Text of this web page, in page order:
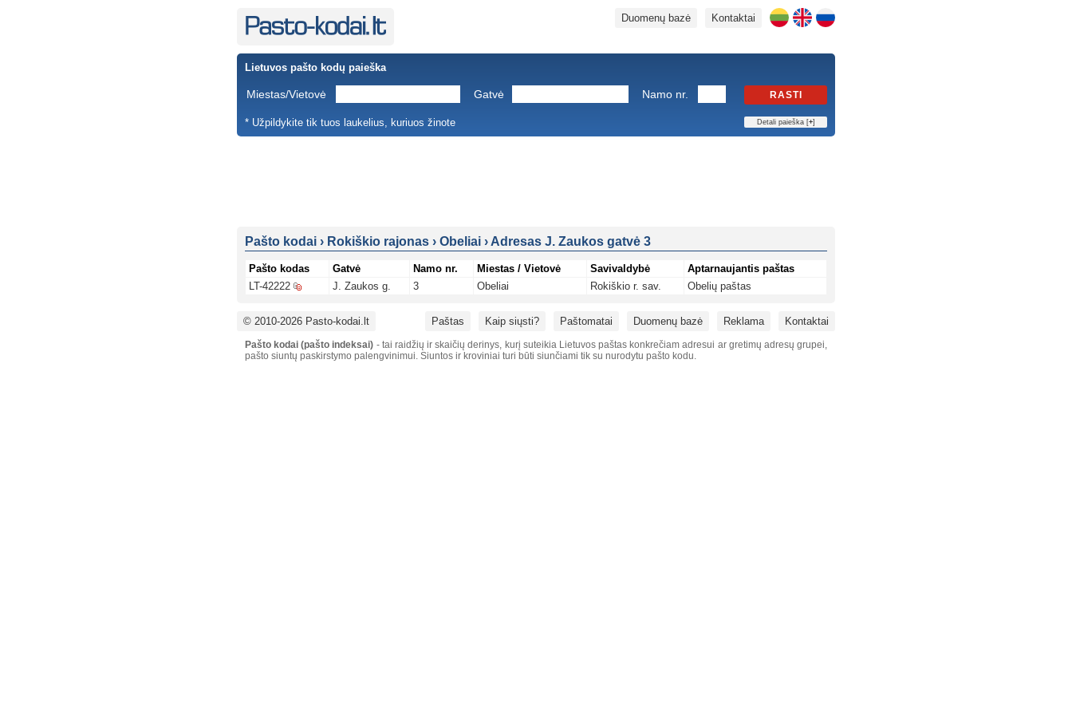
Kontaktai
Duomenų bazė
Lietuvos pašto kodų paieška
Miestas/Vietovė Gatvė Namo nr. RASTI
* Užpildykite tik tuos laukelius, kuriuos žinote Detali paieška [+]
Pašto kodai › Rokiškio rajonas › Obeliai › Adresas J. Zaukos gatvė 3
Pašto kodas Gatvė Namo nr. Miestas / Vietovė Savivaldybė
Aptarnaujantis paštas
LT-42222
J. Zaukos g. 3 Obeliai Rokiškio r. sav. Obelių paštas
© 2010-2026 Pasto-kodai.lt Paštas Kaip siųsti? Paštomatai Duomenų bazė Reklama Kontaktai
Pašto kodai (pašto indeksai) - tai raidžių ir skaičių derinys, kurį suteikia Lietuvos paštas konkrečiam adresui ar gretimų adresų grupei,
pašto siuntų paskirstymo palengvinimui. Siuntos ir kroviniai turi būti siunčiami tik su nurodytu pašto kodu.